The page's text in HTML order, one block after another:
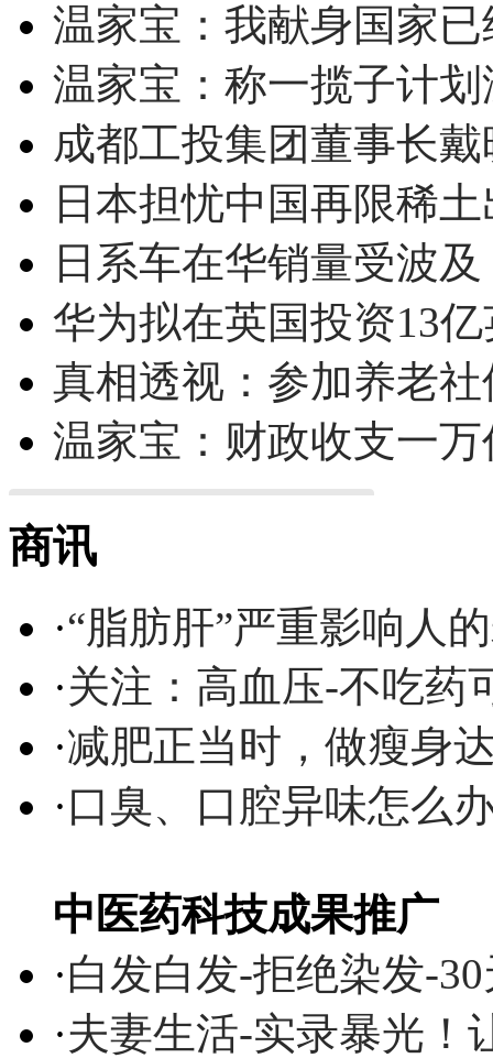
温家宝：我献身国家
温家宝：称一揽子计
成都工投集团董事长
日本担忧中国再限稀
日系车在华销量受波
华为拟在英国投资13
真相透视：参加养老
温家宝：财政收支一
商讯
·“脂肪肝”严重影响人
·关注：高血压-不吃药
·减肥正当时，做瘦身
·口臭、口腔异味怎么
中医药科技成果推广
·白发白发-拒绝染发-
·夫妻生活-实录暴光！